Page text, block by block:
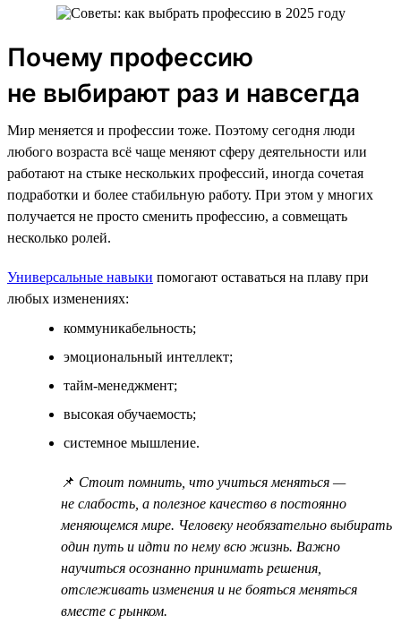
Почему профессию
не выбирают раз и навсегда
Мир меняется и профессии тоже. Поэтому сегодня люди
любого возраста всё чаще меняют сферу деятельности или
работают на стыке нескольких профессий, иногда сочетая
подработки и более стабильную работу. При этом у многих
получается не просто сменить профессию, а совмещать
несколько ролей.
Универсальные навыки помогают оставаться на плаву при
любых изменениях:
коммуникабельность;
эмоциональный интеллект;
тайм-менеджмент;
высокая обучаемость;
системное мышление.
📌 Стоит помнить, что учиться меняться —
не слабость, а полезное качество в постоянно
меняющемся мире. Человеку необязательно выбирать
один путь и идти по нему всю жизнь. Важно
научиться осознанно принимать решения,
отслеживать изменения и не бояться меняться
вместе с рынком.